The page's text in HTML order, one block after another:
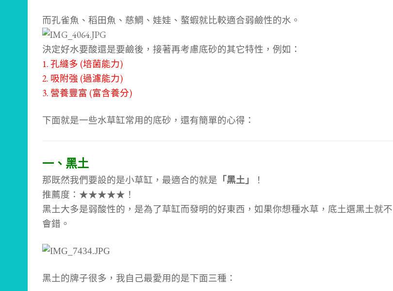
而孔雀魚、稻田魚、慈鯛、娃娃、螯蝦就比較適合弱鹼性的水。
決定好水要酸還是要鹼後，接著再考慮底砂的其它特性，例如：
1. 孔縫多 (培菌能力)
2. 吸附強 (過濾能力)
3. 營養豐富 (富含養分)
下面就是一些水草缸常用的底砂，還有簡單的心得：
一、黑土
那既然我們要設的是小草缸，最適合的就是 「黑土」
！
推薦度： ★★★★★！
黑土大多是弱酸性的，是為了草缸而發明的好東西，如果你想種水草，底土選黑土就不
會錯。
黑土的牌子很多，我自己最愛用的是下面三種：